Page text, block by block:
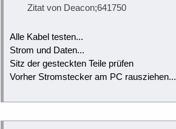
Zitat von Deacon;641750
Alle Kabel testen...
Strom und Daten...
Sitz der gesteckten Teile prüfen
Vorher Stromstecker am PC rausziehen...